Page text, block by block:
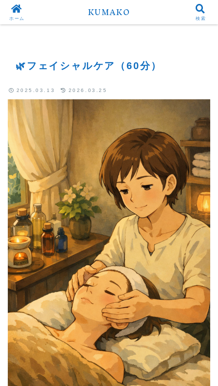
🌿フェイシャルケア（60分）
🌿フェイシャルケア（60分）
2025.03.13 2026.03.25
ホーム KUMAKO 検索